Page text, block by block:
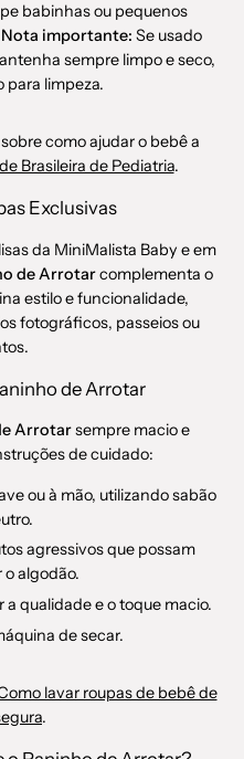
babinhas ou pequenos
Nota importante: Se usado
sempre limpo e seco,
para limpeza.
como ajudar o bebê a
Brasileira de Pediatria.
Exclusivas
da MiniMalista Baby e em
de Arrotarcomplementa o
estilo e funcionalidade,
fotográficos, passeios ou
de Arrotar
Arrotarsempre macio e
de cuidado:
ou à mão, utilizando sabão
agressivos que possam
algodão.
a qualidade e o toque macio.
de secar.
lavar roupas de bebê de
.